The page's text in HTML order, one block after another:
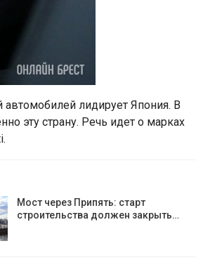
лидирует Япония. В
эту страну. Речь идет о марках
Мост через Припять: старт
строительства должен закрыть…